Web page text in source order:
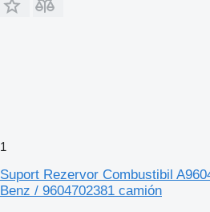
1
Suport Rezervor Combustibil
Benz / 9604702381 camión